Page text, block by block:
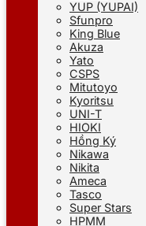
YUP (YUPAI)
Sfunpro
King Blue
Akuza
Yato
CSPS
Mitutoyo
Kyoritsu
UNI-T
HIOKI
Hồng Ký
Nikawa
Nikita
Ameca
Tasco
Super Stars
HPMM